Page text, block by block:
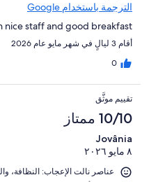
الترجمة باستخدام Google
nice staff and good breakfast
أقام 3 ليالٍ في شهر مايو عام 2026
0
تقييم موثَّق
10/10 ممتاز
Jovânia
٨ مايو ٢٠٢٦